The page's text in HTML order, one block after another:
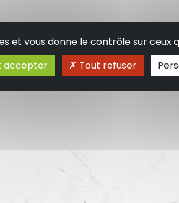
et vous donne le contrôle sur ceux
accepter
Tout refuser